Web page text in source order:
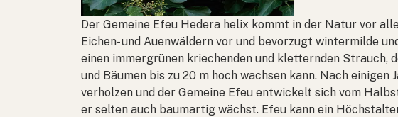
Der Gemeine Efeu Hedera helix kommt in der Natur vor
Eichen- und Auenwäldern vor und bevorzugt wintermilde
einen immergrünen kriechenden und kletternden Strauch,
und Bäumen bis zu 20 m hoch wachsen kann. Nach einigen
verholzen und der Gemeine Efeu entwickelt sich vom
er selten auch baumartig wächst. Efeu kann ein